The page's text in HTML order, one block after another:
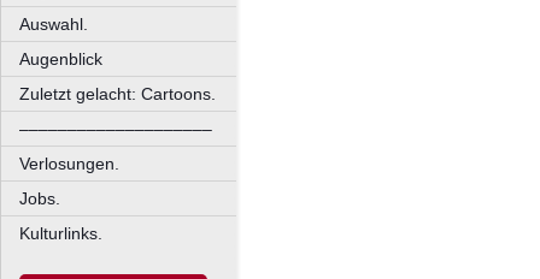
Auswahl.
Augenblick
Zuletzt gelacht: Cartoons.
––––––––––––––––––––
Verlosungen.
Jobs.
Kulturlinks.